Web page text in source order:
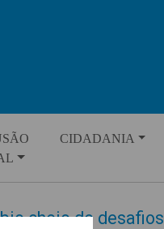
CIDADANIA
cheio de desafios